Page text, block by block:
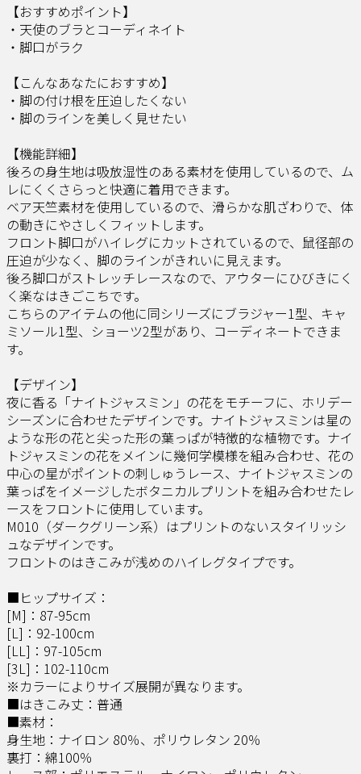
【おすすめポイント】
・天使のブラとコーディネイト
・脚口がラク
【こんなあなたにおすすめ】
・脚の付け根を圧迫したくない
・脚のラインを美しく見せたい
【機能詳細】
後ろの身生地は吸放湿性のある素材を使用しているので、ム
レにくくさらっと快適に着用できます。
ベア天竺素材を使用しているので、滑らかな肌ざわりで、体
の動きにやさしくフィットします。
フロント脚口がハイレグにカットされているので、鼠径部の
圧迫が少なく、脚のラインがきれいに見えます。
後ろ脚口がストレッチレースなので、アウターにひびきにく
く楽なはきごこちです。
こちらのアイテムの他に同シリーズにブラジャー1型、キャ
ミソール1型、ショーツ2型があり、コーディネートできま
す。
【デザイン】
夜に香る「ナイトジャスミン」の花をモチーフに、ホリデー
シーズンに合わせたデザインです。ナイトジャスミンは星の
ような形の花と尖った形の葉っぱが特徴的な植物です。ナイ
トジャスミンの花をメインに幾何学模様を組み合わせ、花の
中心の星がポイントの刺しゅうレース、ナイトジャスミンの
葉っぱをイメージしたボタニカルプリントを組み合わせたレ
ースをフロントに使用しています。
M010（ダークグリーン系）はプリントのないスタイリッシ
ュなデザインです。
フロントのはきこみが浅めのハイレグタイプです。
■ヒップサイズ：
[M]：87-95cm
[L]：92-100cm
[LL]：97-105cm
[3L]：102-110cm
※カラーによりサイズ展開が異なります。
■はきこみ丈：普通
■素材：
身生地：ナイロン 80％、ポリウレタン 20％
裏打：綿100％